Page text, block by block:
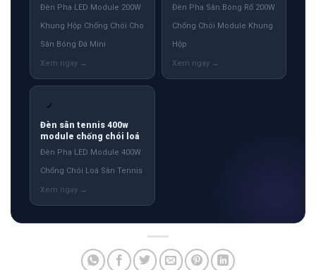
Đèn Pha LED Module 200W
Khung Hộp Chống Chói Cho
Sân Bóng Đá Mini
Đèn Pha Sân Bóng Rổ 200W
Chống Chói Module Khung
Hộp
✓
Đèn sân tennis 400w
module chống chói loá
Đèn Pha LED Module 400W
Chống Chói Loá Sân Tennis